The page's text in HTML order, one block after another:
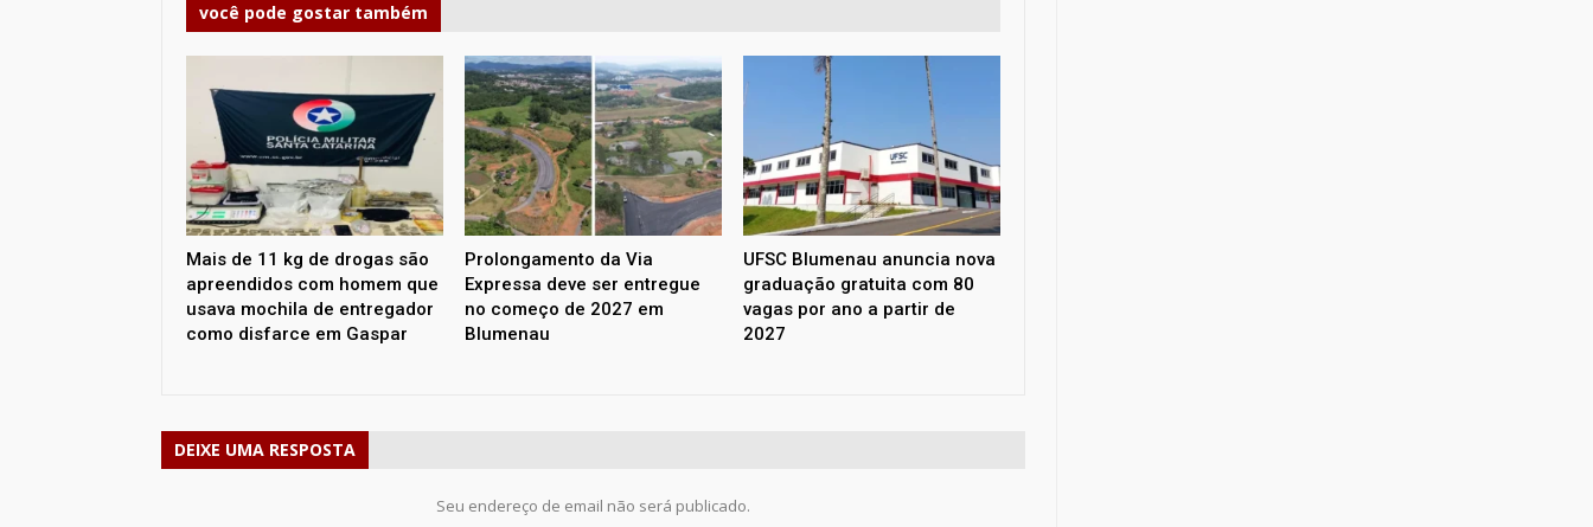
você pode gostar também
Mais de 11 kg de drogas são
apreendidos com homem que
usava mochila de entregador
como disfarce em Gaspar
Prolongamento da Via
Expressa deve ser entregue
no começo de 2027 em
Blumenau
UFSC Blumenau anuncia nova
graduação gratuita com 80
vagas por ano a partir de
2027
DEIXE UMA RESPOSTA
Seu endereço de email não será publicado.